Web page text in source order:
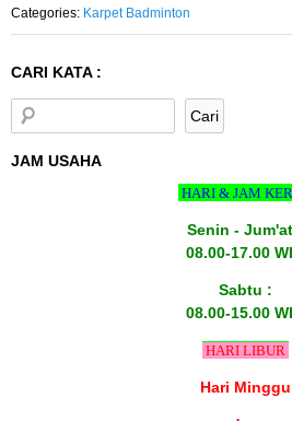
Categories: Karpet Badminton
CARI KATA :
JAM USAHA
HARI & JAM
Senin -
08.00-17.00
Sabtu :
08.00-15.00
HARI LIBUR
Hari Minggu